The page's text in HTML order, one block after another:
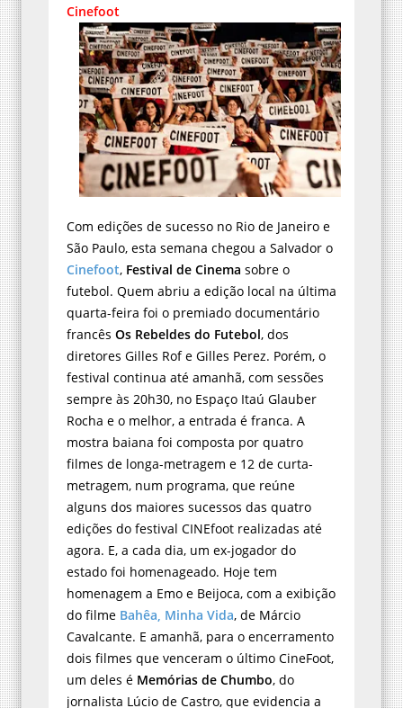
Cinefoot
Com edições de sucesso no Rio de Janeiro e
São Paulo, esta semana chegou a Salvador o
Cinefoot, Festival de Cinema sobre o
futebol. Quem abriu a edição local na última
quarta-feira foi o premiado documentário
francês Os Rebeldes do Futebol, dos
diretores Gilles Rof e Gilles Perez. Porém, o
festival continua até amanhã, com sessões
sempre às 20h30, no Espaço Itaú Glauber
Rocha e o melhor, a entrada é franca. A
mostra baiana foi composta por quatro
filmes de longa-metragem e 12 de curta-
metragem, num programa, que reúne
alguns dos maiores sucessos das quatro
edições do festival CINEfoot realizadas até
agora. E, a cada dia, um ex-jogador do
estado foi homenageado. Hoje tem
homenagem a Emo e Beijoca, com a exibição
do filme Bahêa, Minha Vida, de Márcio
Cavalcante. E amanhã, para o encerramento
dois filmes que venceram o último CineFoot,
um deles é Memórias de Chumbo, do
jornalista Lúcio de Castro, que evidencia a